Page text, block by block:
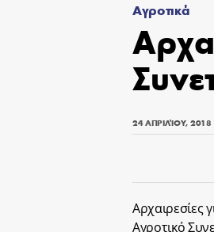
Αγροτικά
24 ΑΠΡΙΛΊΟΥ, 2018
Αρχαιρεσίες
Αγροτικό